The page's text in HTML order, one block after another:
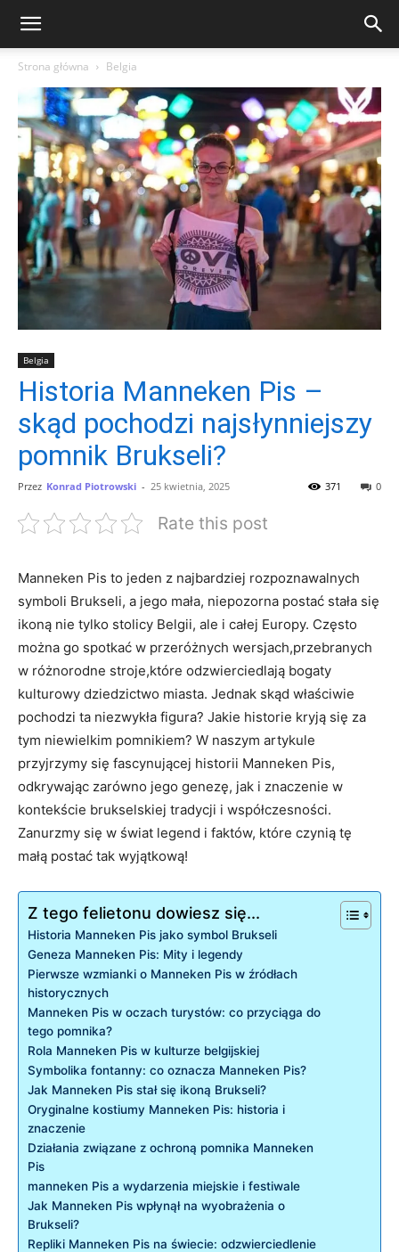
Strona główna Belgia
Belgia
Historia Manneken Pis –
skąd pochodzi najsłynniejszy
pomnik Brukseli?
Przez Konrad Piotrowski - 25 kwietnia, 2025 0
371
Rate this post
Manneken Pis to jeden z ⁣najbardziej rozpoznawalnych​
symboli Brukseli, a jego mała, niepozorna postać stała się
ikoną nie tylko stolicy Belgii, ⁢ale i całej Europy. Często
można go spotkać w przeróżnych wersjach,przebranych
w ⁢różnorodne stroje,które odzwierciedlają bogaty‌
kulturowy dziedzictwo miasta. Jednak skąd właściwie
pochodzi​ ta niezwykła ⁢figura? ⁢Jakie historie kryją się za
tym niewielkim ⁢pomnikiem? ⁣W naszym artykule
przyjrzymy‍ się fascynującej historii Manneken Pis,
odkrywając zarówno jego genezę, jak i znaczenie w⁣
kontekście brukselskiej tradycji i‌ współczesności. ​
Zanurzmy się w ‌świat legend i faktów, które czynią tę
małą postać tak⁤ wyjątkową!
Z tego felietonu dowiesz się...
Historia Manneken Pis jako symbol Brukseli
Geneza Manneken Pis:​ Mity i legendy
Pierwsze wzmianki o Manneken Pis w ⁤źródłach
historycznych
Manneken Pis‍ w oczach turystów:⁢ co przyciąga do
tego‌ pomnika?
Rola Manneken Pis w kulturze belgijskiej
Symbolika fontanny: co oznacza Manneken Pis?
Jak Manneken Pis stał​ się ikoną Brukseli?
Oryginalne kostiumy Manneken Pis: ⁣historia i
znaczenie
Działania związane z ochroną pomnika Manneken
‍Pis
manneken Pis a wydarzenia‍ miejskie i festiwale
Jak Manneken Pis wpłynął ⁣na‌ wyobrażenia ‍o
Brukseli?
Repliki ​Manneken Pis na‍ świecie: odzwierciedlenie